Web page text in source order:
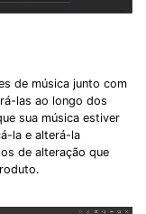
de música junto com
las ao longo dos
sua música estiver
la e alterá-la
de alteração que